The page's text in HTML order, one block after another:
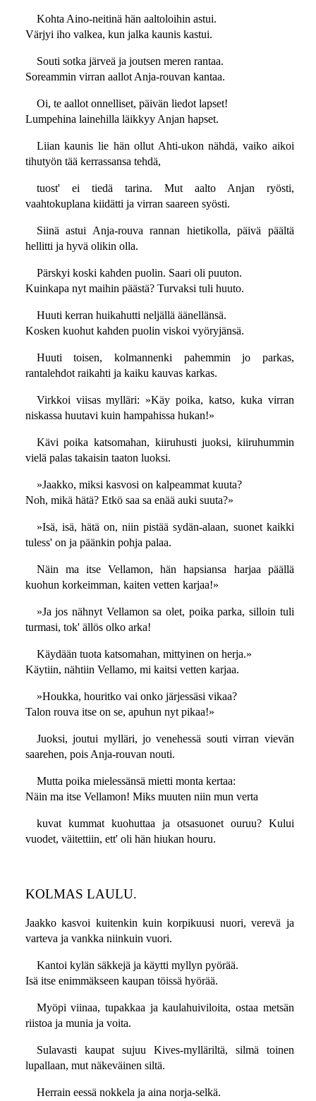
Kohta Aino-neitinä hän aaltoloihin astui.
Värjyi iho valkea, kun jalka kaunis kastui.
Souti sotka järveä ja joutsen meren rantaa.
Soreammin virran aallot Anja-rouvan kantaa.
Oi, te aallot onnelliset, päivän liedot lapset!
Lumpehina lainehilla läikkyy Anjan hapset.
Liian kaunis lie hän ollut Ahti-ukon nähdä, vaiko aikoi
tihutyön tää kerrassansa tehdä,
tuost' ei tiedä tarina. Mut aalto Anjan ryösti,
vaahtokuplana kiidätti ja virran saareen syösti.
Siinä astui Anja-rouva rannan hietikolla, päivä päältä
hellitti ja hyvä olikin olla.
Pärskyi koski kahden puolin. Saari oli puuton.
Kuinkapa nyt maihin päästä? Turvaksi tuli huuto.
Huuti kerran huikahutti neljällä äänellänsä.
Kosken kuohut kahden puolin viskoi vyöryjänsä.
Huuti toisen, kolmannenki pahemmin jo parkas,
rantalehdot raikahti ja kaiku kauvas karkas.
Virkkoi viisas mylläri: »Käy poika, katso, kuka virran
niskassa huutavi kuin hampahissa hukan!»
Kävi poika katsomahan, kiiruhusti juoksi, kiiruhummin
vielä palas takaisin taaton luoksi.
»Jaakko, miksi kasvosi on kalpeammat kuuta?
Noh, mikä hätä? Etkö saa sa enää auki suuta?»
»Isä, isä, hätä on, niin pistää sydän-alaan, suonet kaikki
tuless' on ja päänkin pohja palaa.
Näin ma itse Vellamon, hän hapsiansa harjaa päällä
kuohun korkeimman, kaiten vetten karjaa!»
»Ja jos nähnyt Vellamon sa olet, poika parka, silloin tuli
turmasi, tok' ällös olko arka!
Käydään tuota katsomahan, mittyinen on herja.»
Käytiin, nähtiin Vellamo, mi kaitsi vetten karjaa.
»Houkka, houritko vai onko järjessäsi vikaa?
Talon rouva itse on se, apuhun nyt pikaa!»
Juoksi, joutui mylläri, jo venehessä souti virran vievän
saarehen, pois Anja-rouvan nouti.
Mutta poika mielessänsä mietti monta kertaa:
Näin ma itse Vellamon! Miks muuten niin mun verta
kuvat kummat kuohuttaa ja otsasuonet ouruu? Kului
vuodet, väitettiin, ett' oli hän hiukan houru.
KOLMAS LAULU.
Jaakko kasvoi kuitenkin kuin korpikuusi nuori, verevä ja
varteva ja vankka niinkuin vuori.
Kantoi kylän säkkejä ja käytti myllyn pyörää.
Isä itse enimmäkseen kaupan töissä hyörää.
Myöpi viinaa, tupakkaa ja kaulahuiviloita, ostaa metsän
riistoa ja munia ja voita.
Sulavasti kaupat sujuu Kives-mylläriltä, silmä toinen
lupallaan, mut näkeväinen siltä.
Herrain eessä nokkela ja aina norja-selkä.